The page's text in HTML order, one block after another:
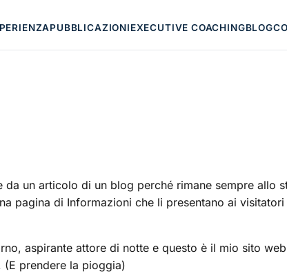
PUBBLICAZIONIEXECUTIVE COACHINGBLOG
da un articolo di un blog perché rimane sempre allo
pagina di Informazioni che li presentano ai
aspirante attore di notte e questo è il mio sito
prendere la pioggia)